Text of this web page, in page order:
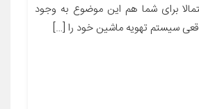
برای شما هم این موضوع به وجود
سیستم تهویه ماشین خود را […]